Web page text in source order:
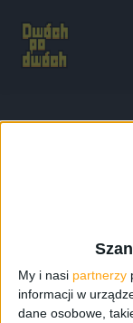
My i nasi partnerzy
informacji w
dane osobowe,
Galaxy